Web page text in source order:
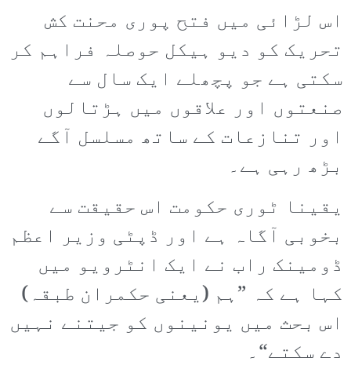
اس لڑائی میں فتح پوری محنت کش
تحریک کو دیو ہیکل حوصلہ فراہم کر
سکتی ہے جو پچھلے ایک سال سے
صنعتوں اور علاقوں میں ہڑتالوں
اور تنازعات کے ساتھ مسلسل آگے
بڑھ رہی ہے۔
یقینا ٹوری حکومت اس حقیقت سے
بخوبی آگاہ ہے اور ڈپٹی وزیر اعظم
ڈومینک راب نے ایک انٹرویو میں
کہا ہے کہ ”ہم (یعنی حکمران طبقہ)
اس بحث میں یونینوں کو جیتنے نہیں
دے سکتے“۔